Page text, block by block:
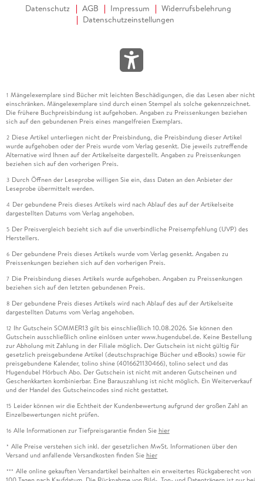
Datenschutz AGB Impressum
Widerrufsbelehrung
Datenschutzeinstellungen
1 Mängelexemplare sind Bücher mit leichten Beschädigungen, die das Lesen aber nicht
einschränken. Mängelexemplare sind durch einen Stempel als solche gekennzeichnet.
Die frühere Buchpreisbindung ist aufgehoben. Angaben zu Preissenkungen beziehen
sich auf den gebundenen Preis eines mangelfreien Exemplars.
2 Diese Artikel unterliegen nicht der Preisbindung, die Preisbindung dieser Artikel
wurde aufgehoben oder der Preis wurde vom Verlag gesenkt. Die jeweils zutreffende
Alternative wird Ihnen auf der Artikelseite dargestellt. Angaben zu Preissenkungen
beziehen sich auf den vorherigen Preis.
3 Durch Öffnen der Leseprobe willigen Sie ein, dass Daten an den Anbieter der
Leseprobe übermittelt werden.
4 Der gebundene Preis dieses Artikels wird nach Ablauf des auf der Artikelseite
dargestellten Datums vom Verlag angehoben.
5 Der Preisvergleich bezieht sich auf die unverbindliche Preisempfehlung (UVP) des
Herstellers.
6 Der gebundene Preis dieses Artikels wurde vom Verlag gesenkt. Angaben zu
Preissenkungen beziehen sich auf den vorherigen Preis.
7 Die Preisbindung dieses Artikels wurde aufgehoben. Angaben zu Preissenkungen
beziehen sich auf den letzten gebundenen Preis.
8 Der gebundene Preis dieses Artikels wird nach Ablauf des auf der Artikelseite
dargestellten Datums vom Verlag angehoben.
12 Ihr Gutschein SOMMER13 gilt bis einschließlich 10.08.2026. Sie können den
Gutschein ausschließlich online einlösen unter www.hugendubel.de. Keine Bestellung
zur Abholung mit Zahlung in der Filiale möglich. Der Gutschein ist nicht gültig für
gesetzlich preisgebundene Artikel (deutschsprachige Bücher und eBooks) sowie für
preisgebundene Kalender, tolino shine (4016621130466), tolino select und das
Hugendubel Hörbuch Abo. Der Gutschein ist nicht mit anderen Gutscheinen und
Geschenkkarten kombinierbar. Eine Barauszahlung ist nicht möglich. Ein Weiterverkauf
und der Handel des Gutscheincodes sind nicht gestattet.
15 Leider können wir die Echtheit der Kundenbewertung aufgrund der großen Zahl an
Einzelbewertungen nicht prüfen.
16 Alle Informationen zur Tiefpreisgarantie finden Sie hier
* Alle Preise verstehen sich inkl. der gesetzlichen MwSt. Informationen über den
Versand und anfallende Versandkosten finden Sie hier
*** Alle online gekauften Versandartikel beinhalten ein erweitertes Rückgaberecht von